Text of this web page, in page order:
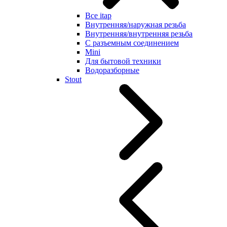
Все itap
Внутренняя/наружная резьба
Внутренняя/внутренняя резьба
С разъемным соединением
Mini
Для бытовой техники
Водоразборные
Stout